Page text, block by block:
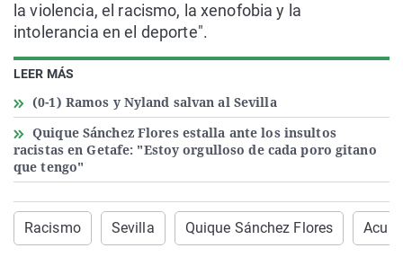
LEER MÁS
(0-1) Ramos y Nyland salvan al Sevilla
Quique Sánchez Flores estalla ante los insultos
racistas en Getafe: "Estoy orgulloso de cada poro gitano
que tengo"
la violencia, el racismo, la xenofobia y la
intolerancia en el deporte".
Racismo Sevilla Quique Sánchez Flores